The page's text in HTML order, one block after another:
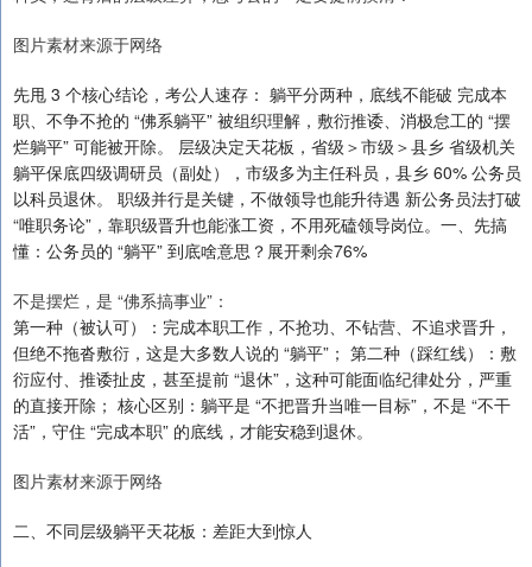
图片素材来源于网络
先甩 3 个核心结论，考公人速存： 躺平分两种，底线不能破 完成本
职、不争不抢的 “佛系躺平” 被组织理解，敷衍推诿、消极怠工的 “摆
烂躺平” 可能被开除。 层级决定天花板，省级＞市级＞县乡 省级机关
躺平保底四级调研员（副处），市级多为主任科员，县乡 60% 公务员
以科员退休。 职级并行是关键，不做领导也能升待遇 新公务员法打破
“唯职务论”，靠职级晋升也能涨工资，不用死磕领导岗位。一、先搞
懂：公务员的 “躺平” 到底啥意思？展开剩余76%
不是摆烂，是 “佛系搞事业”：
第一种（被认可）：完成本职工作，不抢功、不钻营、不追求晋升，
但绝不拖沓敷衍，这是大多数人说的 “躺平”； 第二种（踩红线）：敷
衍应付、推诿扯皮，甚至提前 “退休”，这种可能面临纪律处分，严重
的直接开除； 核心区别：躺平是 “不把晋升当唯一目标”，不是 “不干
活”，守住 “完成本职” 的底线，才能安稳到退休。
图片素材来源于网络
二、不同层级躺平天花板：差距大到惊人